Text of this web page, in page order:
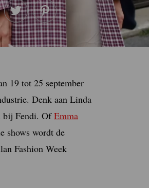
19 tot 25 september
Denk aan Linda
bij Fendi. OfEmma
shows wordt de
Fashion Week